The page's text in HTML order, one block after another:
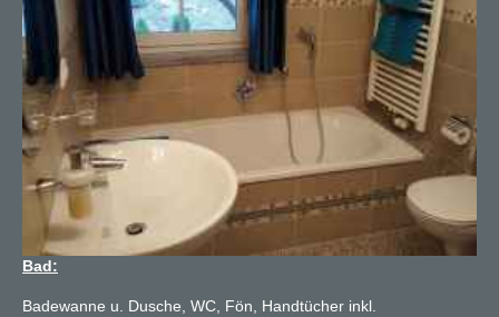
Bad:
Badewanne u. Dusche, WC, Fön, Handtücher inkl.